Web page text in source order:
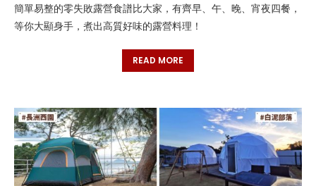
簡單易整的零失敗露營食譜比大家，有齊早、午、晚、宵夜四餐，
等你大顯身手，煮出高質好味的露營料理！
READ MORE